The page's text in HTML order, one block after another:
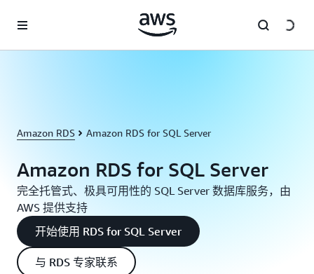
Amazon RDS Amazon RDS for SQL Server
Amazon RDS for SQL Server
完全托管式、极具可用性的 SQL Server 数据库服务，由
AWS 提供支持
开始使用 RDS for SQL Server
与 RDS 专家联系